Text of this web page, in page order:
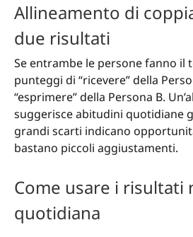
Allineamento di
due risultati
Se entrambe le persone fanno il
punteggi di “ricevere” della
“esprimere” della Persona B.
suggerisce abitudini quotidiane
grandi scarti indicano
bastano piccoli aggiustamenti.
Come usare i risultati
quotidiana